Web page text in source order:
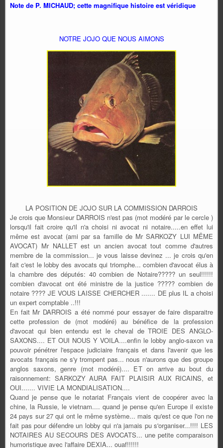
Note de P. MICHAUD; cette magnifique histoire est véridique
NOTRE JOJO QUE NOUS AIMONS
LA POSITION DE JOJO SUR LA COMMISSION DARROIS
Je crois que Monsieur DARROIS n'est pas (mot modéré par le cercle )
lorsqu'il fait croire qu'il n'a choisi ni avocat ni notaire.....en effet lui
même est avocat (ami par sa famille de Mr SARKOZY LUI MËME
AVOCAT) Mr NALLET est un ancien avocat tout comme d'autres
membre de la commission... je vous laisse devinez ... je crois qu'en
fait c'est le lobby des avocats qui triomphe... combien d'avocat élus à
la chambre des députés: 40 combien de Notaire????? un seul!!!!!!
combien d'avocat ont été ministre de la justice ????? combien de
notaire ???? JE VOUS LAISSE CHERCHER ....... DE plus IL a choisi
un expert comptable ..!!!
En fait Mr DARROIS a été nommé pour essayer de faire disparaitre
cette profession de (mot modéré) au bénéfice de la profession
d'avocat qui bien entendu est le cheval de TROIE DES ANGLO-
SAXONS.... ET OUI NOUS Y VOILA....enfin le lobby anglo-saxon va
pouvoir pénétrer l'espace judiciaire français et dans l'avenir que les
avocats français ne s'y trompent pas... nous n'aurons que des groupe
anglos saxons, genre (mot modéré).... ET on arrive au bout du
raisonnement: SARKOZY AURA FAIT PLAISIR AUX RICAINS, et
OUI....... VIVIE LA MONDIALISATION....
Quand je pense que le notariat Français vient de coopérer avec la
chine, la Russie, le vietnam.... quand je pense qu'en Europe il existe
24 pays sur 27 qui ont le même système... mais qu'est ce que l'on ne
fait pas pour défendre un lobby qui n'a jamais pu s'organiser...!!!! LES
NOTAIRES AU SECOURS DES AVOCATS... une petite comparaison
humoristique avec l'affaire DEXIA... ouaf!!!!!!